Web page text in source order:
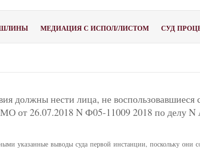
МЕДИАЦИЯ С ИСПОЛ/ЛИСТОМ СУД
должны нести лица, не воспользовавшиеся
от 26.07.2018 N Ф05-11009 2018 по делу N
указанные выводы суда первой инстанции, поскольку они